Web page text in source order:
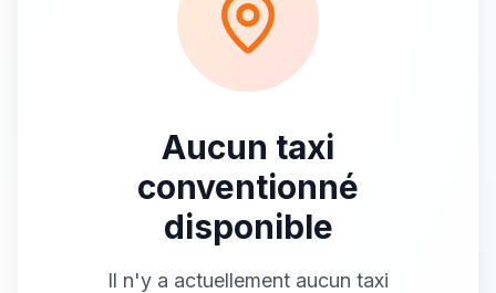
Aucun taxi
conventionné
disponible
Il n'y a actuellement aucun taxi